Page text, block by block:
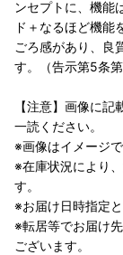
ンセプトに、機能
ド＋なるほど機能
ごろ感があり、良
す。（告示第5条第
【注意】画像に
一読ください。
※画像はイメージで
※在庫状況により
す。
※お届け日時指定
※転居等でお届け
ございます。